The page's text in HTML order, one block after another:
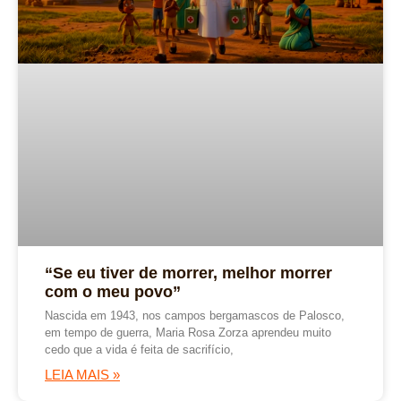
“Se eu tiver de morrer, melhor morrer
com o meu povo”
Nascida em 1943, nos campos bergamascos de Palosco,
em tempo de guerra, Maria Rosa Zorza aprendeu muito
cedo que a vida é feita de sacrifício,
LEIA MAIS »